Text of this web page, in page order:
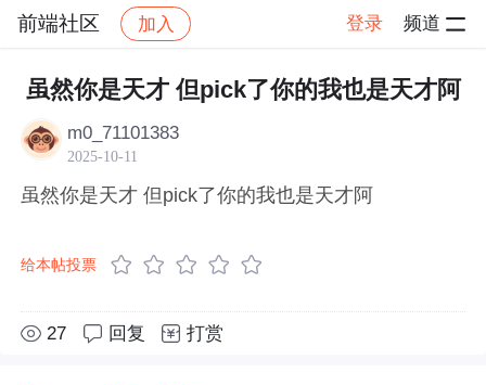
前端社区 加入 登录 频道
社区 前端社区 感慨 帖子详情
虽然你是天才 但pick了你的我也是天才阿
m0_71101383
2025-10-11
虽然你是天才 但pick了你的我也是天才阿
给本帖投票
27 回复 打赏